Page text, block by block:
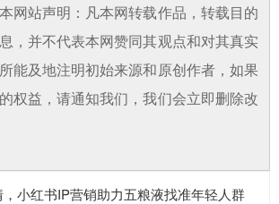
网站声明：凡本网转载作品，转载目的
，并不代表本网赞同其观点和对其真实
能及地注明初始来源和原创作者，如果
权益，请通知我们，我们会立即删除改
，小红书IP营销助力五粮液找准年轻人群